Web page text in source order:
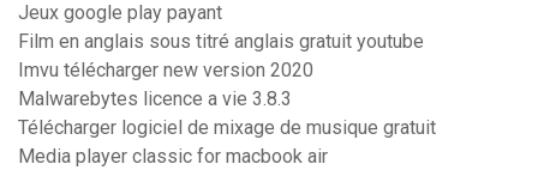
Jeux google play payant
Film en anglais sous titré anglais gratuit youtube
Imvu télécharger new version 2020
Malwarebytes licence a vie 3.8.3
Télécharger logiciel de mixage de musique gratuit
Media player classic for macbook air